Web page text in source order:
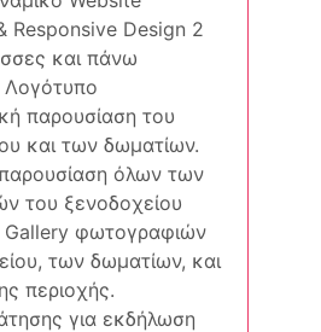
Responsive Design 2
και πάνω
Λογότυπο
παρουσίαση του
και των δωματίων.
όλων των
του ξενοδοχείου
Gallery φωτογραφιών
των δωματίων, και
περιοχής.
για εκδήλωση